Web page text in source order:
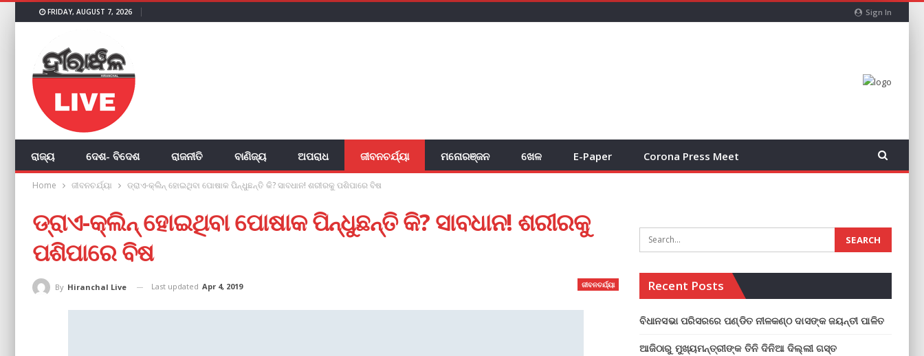
Sign In
FRIDAY, AUGUST 7, 2026
ରାଜ୍ୟ ଦେଶ- ବିଦେଶ ରାଜନୀତି ବାଣିଜ୍ୟ ଅପରାଧ ଜୀବନଚର୍ଯ୍ୟା ମନୋରଞ୍ଜନ ଖେଳ E-Paper Corona Press Meet
Home ଜୀବନଚର୍ଯ୍ୟା ଡ୍ରାଏ-କ୍ଲିନ୍ ହୋଇଥିବା ପୋଷାକ ପିନ୍ଧୁଛନ୍ତି କି? ସାବଧାନ! ଶରୀରକୁ ପଶିପାରେ ବିଷ
ଡ୍ରାଏ-କ୍ଲିନ୍ ହୋଇଥିବା ପୋଷାକ ପିନ୍ଧୁଛନ୍ତି କି? ସାବଧାନ! ଶରୀରକୁ
ପଶିପାରେ ବିଷ
ଜୀବନଚର୍ଯ୍ୟା
By Hiranchal Live Last updated Apr 4, 2019 Recent Posts
ବିଧାନସଭା ପରିସରରେ ପଣ୍ଡିତ ନୀଳକଣ୍ଠ ଦାସଙ୍କ ଜୟନ୍ତୀ ପାଳିତ
ଆଜିଠାରୁ ମୁଖ୍ୟମନ୍ତ୍ରୀଙ୍କ ତିନି ଦିନିଆ ଦିଲ୍ଲୀ ଗସ୍ତ